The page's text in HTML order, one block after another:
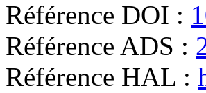
Référence DOI :
Référence ADS :
Référence HAL :